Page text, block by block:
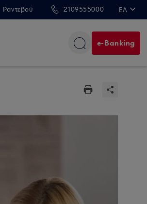
Ραντεβού 2109555000 ΕΛ
e-Banking